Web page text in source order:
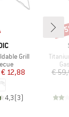
Grill
prijs
€ 12,88
4,3(3)
Artikel
€
-